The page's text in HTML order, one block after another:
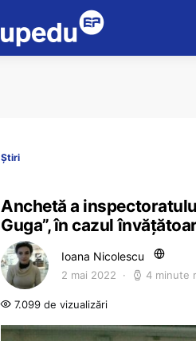
Știri
Anchetă a
Guga”, în cazul
Ioana Nicolescu
2 mai 2022 4 minute
7.099 de vizualizări